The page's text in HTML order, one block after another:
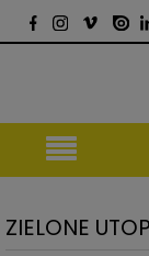
ZIELONE